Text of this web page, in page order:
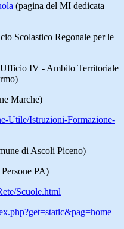
(pagina del MI dedicata
Scolastico Regonale per le
IV - Ambito Territoriale
Marche)
Utile/Istruzioni-Formazione-
di Ascoli Piceno)
PA)
Scuole.html